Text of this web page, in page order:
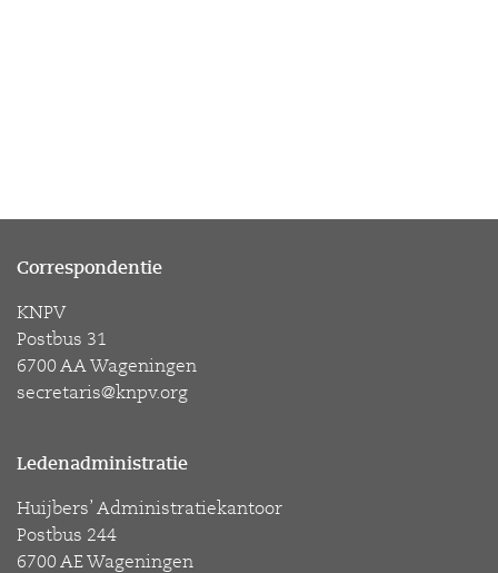
Correspondentie
KNPV
Postbus 31
6700 AA Wageningen
secretaris@knpv.org
Ledenadministratie
Huijbers’ Administratiekantoor
Postbus 244
6700 AE Wageningen